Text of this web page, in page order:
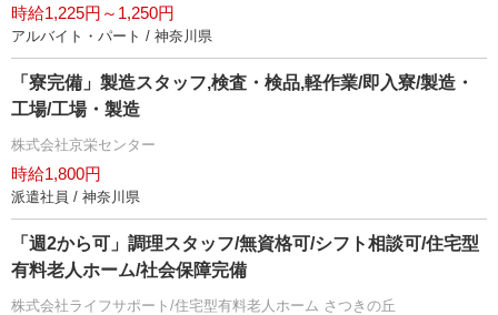
時給1,225円～1,250円
アルバイト・パート / 神奈川県
「寮完備」製造スタッフ,検査・検品,軽作業/即入寮/製造・
工場/工場・製造
株式会社京栄センター
時給1,800円
派遣社員 / 神奈川県
「週2から可」調理スタッフ/無資格可/シフト相談可/住宅型
有料老人ホーム/社会保障完備
株式会社ライフサポート/住宅型有料老人ホーム さつきの丘